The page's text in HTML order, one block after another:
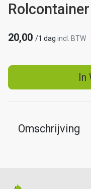
Rolcontainer
20,00 /1 dag incl. BTW
In
Omschrijving